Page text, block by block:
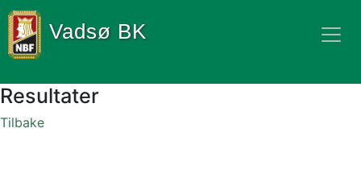
Vadsø BK
Resultater
Tilbake